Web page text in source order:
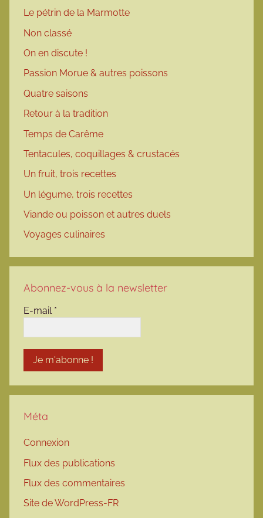
Le pétrin de la Marmotte
Non classé
On en discute !
Passion Morue & autres poissons
Quatre saisons
Retour à la tradition
Temps de Carême
Tentacules, coquillages & crustacés
Un fruit, trois recettes
Un légume, trois recettes
Viande ou poisson et autres duels
Voyages culinaires
Abonnez-vous à la newsletter
E-mail *
Méta
Connexion
Flux des publications
Flux des commentaires
Site de WordPress-FR